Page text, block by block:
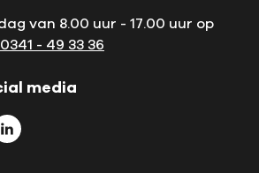
van 8.00 uur - 17.00 uur op
0341 - 49 33 36
media
op Facebook
op Twitter
Petersen op Marktplaats
L.P. Petersen op LinkedIn